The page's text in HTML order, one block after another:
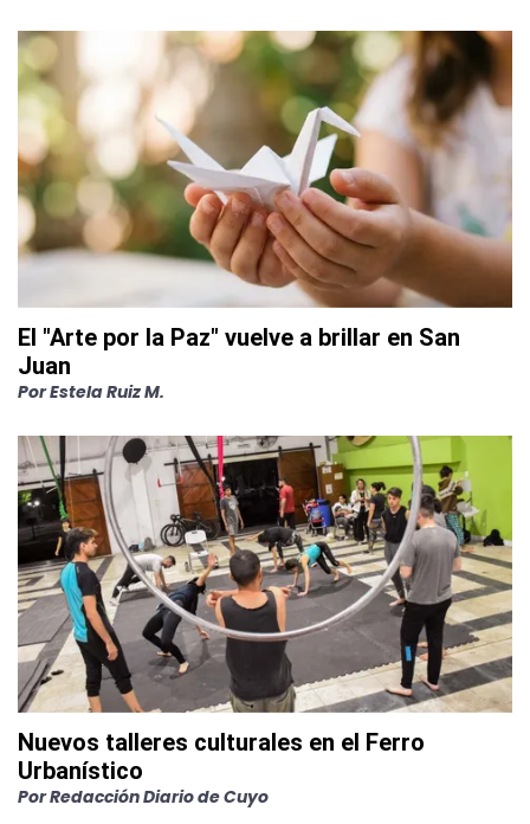
El "Arte por la Paz" vuelve a brillar en San
Juan
PorEstela Ruiz M.
Nuevos talleres culturales en el Ferro
Urbanístico
PorRedacción Diario de Cuyo